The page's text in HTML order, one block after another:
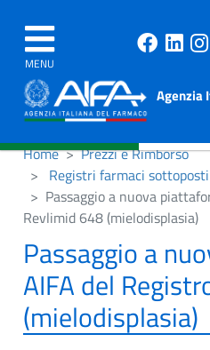
MENU
Agenzia
Home
Prezzi e Rimborso
Registri farmaci
Passaggio a nuova
Revlimid 648 (mielodisplasia)
Passaggio a
AIFA del
(mielodisplasia)